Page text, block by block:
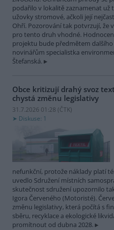
podařilo v lokalitě zaznamenat už
užovky stromové, ačkoli její
Ohří. Pozorování tak potvrzují,
pro tento druh vhodné.
projektu bude předmětem
novinářům specialistka
Štefanská.
Obce kritizují drahý svoz
chystá změnu legislativy
31.7.2026 01:28 (ČTK)
Diskuse: 1
nefunkční, protože náklady platí
uvedlo Sdružení místních
skutečnost sdružení upozornilo
Igora Červeného (Motoristé).
změnu legislativy, která počítá s
sběru, recyklace a ekologické
promítnout od dubna 2028.